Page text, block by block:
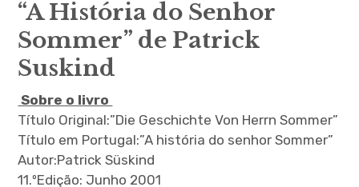
“A História do Senhor
Sommer” de Patrick
Suskind
Sobre o livro
Título Original:”Die Geschichte Von Herrn Sommer”
Título em Portugal:”A história do senhor Sommer”
Autor:Patrick Süskind
11.ºEdição: Junho 2001